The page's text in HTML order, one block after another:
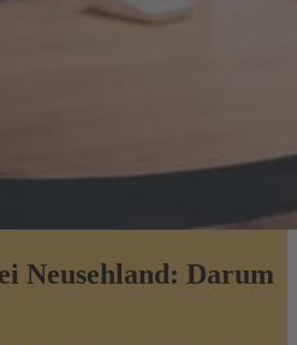
Neusehland: Darum